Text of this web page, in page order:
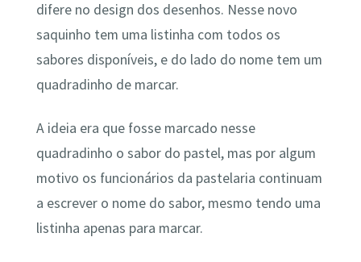
difere no design dos desenhos. Nesse novo
saquinho tem uma listinha com todos os
sabores disponíveis, e do lado do nome tem um
quadradinho de marcar.
A ideia era que fosse marcado nesse
quadradinho o sabor do pastel, mas por algum
motivo os funcionários da pastelaria continuam
a escrever o nome do sabor, mesmo tendo uma
listinha apenas para marcar.